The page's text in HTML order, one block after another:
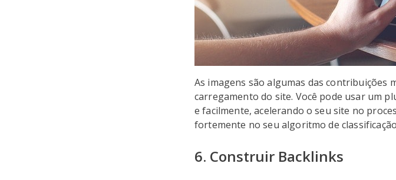
As imagens são algumas das contribuições
carregamento do site. Você pode usar um
e facilmente, acelerando o seu site no
fortemente no seu algoritmo de
6. Construir Backlinks